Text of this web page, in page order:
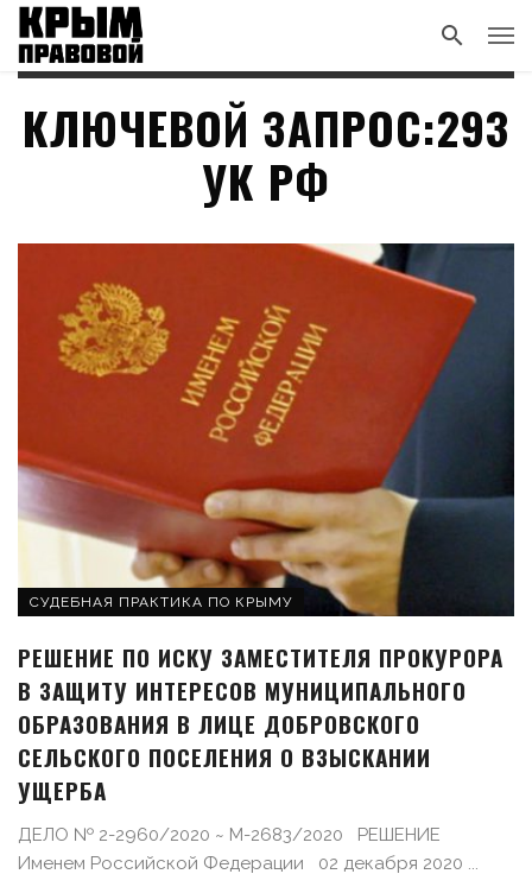
КЛЮЧЕВОЙ ЗАПРОС:293
УК РФ
СУДЕБНАЯ ПРАКТИКА ПО КРЫМУ
РЕШЕНИЕ ПО ИСКУ ЗАМЕСТИТЕЛЯ ПРОКУРОРА
В ЗАЩИТУ ИНТЕРЕСОВ МУНИЦИПАЛЬНОГО
ОБРАЗОВАНИЯ В ЛИЦЕ ДОБРОВСКОГО
СЕЛЬСКОГО ПОСЕЛЕНИЯ О ВЗЫСКАНИИ
УЩЕРБА
ДЕЛО № 2-2960/2020 ~ М-2683/2020 РЕШЕНИЕ
Именем Российской Федерации 02 декабря 2020 ...